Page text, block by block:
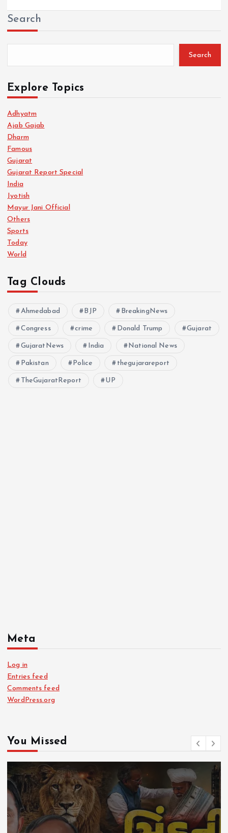
Search
Search
Explore Topics
Adhyatm
Ajab Gajab
Dharm
Famous
Gujarat
Gujarat Report Special
India
Jyotish
Mayur Jani Official
Others
Sports
Today
World
Tag Clouds
Ahmedabad BJP BreakingNews
Congress crime Donald Trump Gujarat
GujaratNews India National News
Pakistan Police thegujarareport
TheGujaratReport UP
Meta
Log in
Entries feed
Comments feed
WordPress.org
You Missed